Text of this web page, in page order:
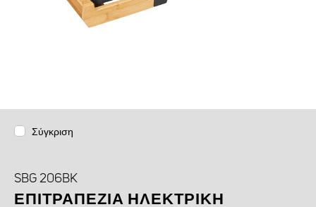
Σύγκριση
SBG 206BK
ΕΠΙΤΡΑΠΈΖΙΑ ΗΛΕΚΤΡΙΚΉ